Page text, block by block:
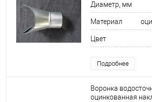
Диаметр, мм
Материал
Цвет
Подробнее
Воронка
оцинкованная